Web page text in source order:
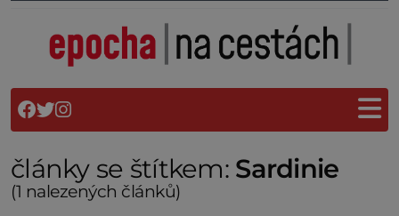
články se štítkem: Sardinie
(1 nalezených článků)